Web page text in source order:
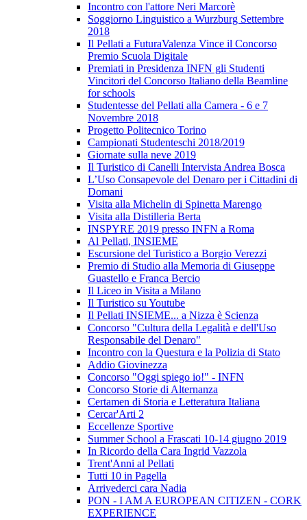
Incontro con l'attore Neri Marcorè
Soggiorno Linguistico a Wurzburg Settembre
2018
Il Pellati a FuturaValenza Vince il Concorso
Premio Scuola Digitale
Premiati in Presidenza INFN gli Studenti
Vincitori del Concorso Italiano della Beamline
for schools
Studentesse del Pellati alla Camera - 6 e 7
Novembre 2018
Progetto Politecnico Torino
Campionati Studenteschi 2018/2019
Giornate sulla neve 2019
Il Turistico di Canelli Intervista Andrea Bosca
L’Uso Consapevole del Denaro per i Cittadini di
Domani
Visita alla Michelin di Spinetta Marengo
Visita alla Distilleria Berta
INSPYRE 2019 presso INFN a Roma
Al Pellati, INSIEME
Escursione del Turistico a Borgio Verezzi
Premio di Studio alla Memoria di Giuseppe
Guastello e Franca Bercio
Il Liceo in Visita a Milano
Il Turistico su Youtube
Il Pellati INSIEME... a Nizza è Scienza
Concorso "Cultura della Legalità e dell'Uso
Responsabile del Denaro"
Incontro con la Questura e la Polizia di Stato
Addio Giovinezza
Concorso "Oggi spiego io!" - INFN
Concorso Storie di Alternanza
Certamen di Storia e Letteratura Italiana
Cercar'Arti 2
Eccellenze Sportive
Summer School a Frascati 10-14 giugno 2019
In Ricordo della Cara Ingrid Vazzola
Trent'Anni al Pellati
Tutti 10 in Pagella
Arrivederci cara Nadia
PON - I AM A EUROPEAN CITIZEN - CORK
EXPERIENCE